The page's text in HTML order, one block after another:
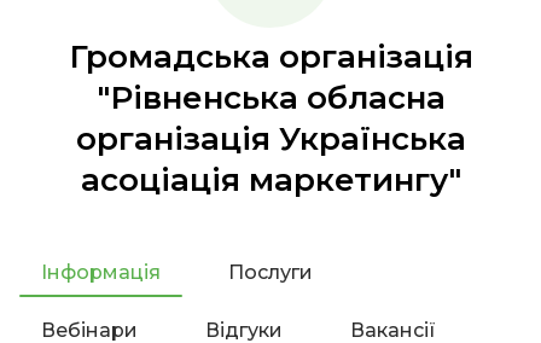
Громадська організація
"Рівненська обласна
організація Українська
асоціація маркетингу"
Інформація Послуги
Вебінари Відгуки Вакансії